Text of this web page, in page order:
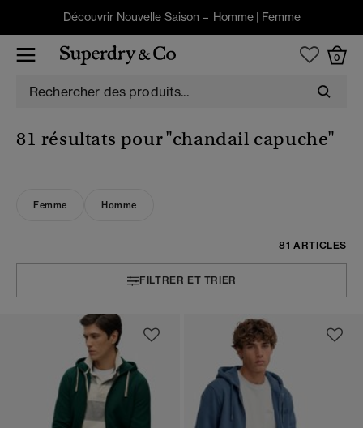
Découvrir Nouvelle Saison – Homme| Femme
0
81 résultats pour"chandail capuche"
Femme Homme
81 ARTICLES
FILTRER ET TRIER